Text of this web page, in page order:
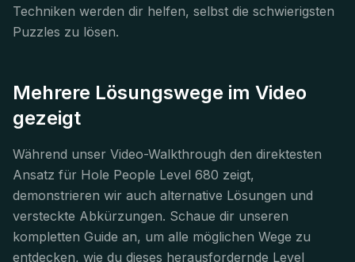
Techniken werden dir helfen, selbst die schwierigsten
Puzzles zu lösen.
Mehrere Lösungswege im Video
gezeigt
Während unser Video-Walkthrough den direktesten
Ansatz für Hole People Level 680 zeigt,
demonstrieren wir auch alternative Lösungen und
versteckte Abkürzungen. Schaue dir unseren
kompletten Guide an, um alle möglichen Wege zu
entdecken, wie du dieses herausfordernde Level